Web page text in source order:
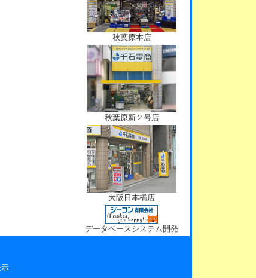
秋葉原本店
秋葉原新２号店
大阪日本橋店
データベースシステム開発